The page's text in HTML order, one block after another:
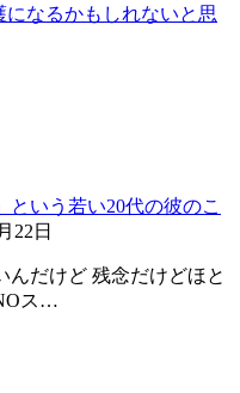
なるかもしれないと思
という若い20代の彼のこ
22日
んだけど 残念だけどほと
ス…